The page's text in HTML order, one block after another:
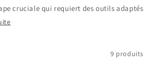
cruciale qui requiert des outils adaptés
9 produits